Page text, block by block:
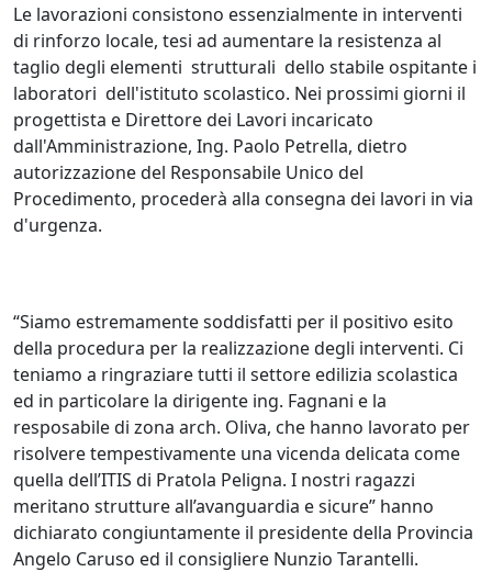
Le lavorazioni consistono essenzialmente in interventi
di rinforzo locale, tesi ad aumentare la resistenza al
taglio degli elementi strutturali dello stabile ospitante i
laboratori dell'istituto scolastico. Nei prossimi giorni il
progettista e Direttore dei Lavori incaricato
dall'Amministrazione, Ing. Paolo Petrella, dietro
autorizzazione del Responsabile Unico del
Procedimento, procederà alla consegna dei lavori in via
d'urgenza.
“Siamo estremamente soddisfatti per il positivo esito
della procedura per la realizzazione degli interventi. Ci
teniamo a ringraziare tutti il settore edilizia scolastica
ed in particolare la dirigente ing. Fagnani e la
resposabile di zona arch. Oliva, che hanno lavorato per
risolvere tempestivamente una vicenda delicata come
quella dell’ITIS di Pratola Peligna. I nostri ragazzi
meritano strutture all’avanguardia e sicure” hanno
dichiarato congiuntamente il presidente della Provincia
Angelo Caruso ed il consigliere Nunzio Tarantelli.